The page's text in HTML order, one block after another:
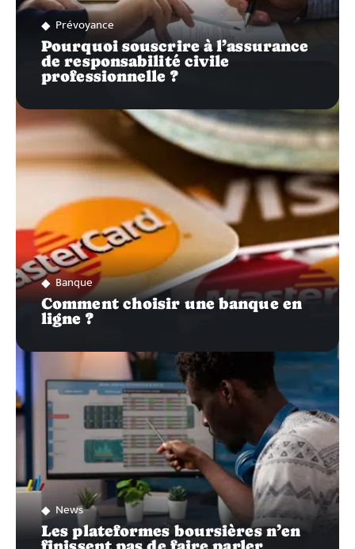
Prévoyance
Pourquoi souscrire à l’assurance
de responsabilité civile
professionnelle ?
Banque
Comment choisir une banque en
ligne ?
News
Les plateformes boursières n’en